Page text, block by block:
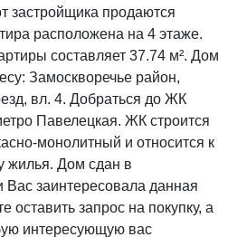
застройщика продаются
расположена на 4 этаже.
составляет 37.74 м². Дом
Замоскворечье район,
вл. 4. Добраться до ЖК
Павелецкая. ЖК строится
монолитный и относится к
жилья. Дом сдан в
Вас заинтересовала данная
оставить запрос на покупку, а
интересующую вас